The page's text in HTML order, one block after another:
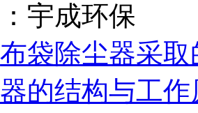
：宇成环保
布袋除尘器采
的结构与工作